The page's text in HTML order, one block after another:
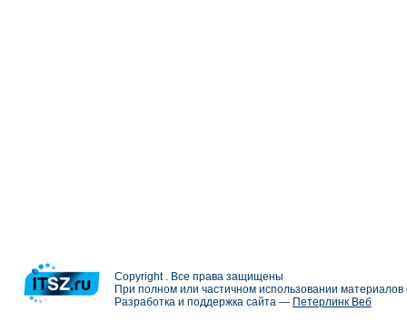
Copyright . Все права защищены
При полном или частичном использовании
Разработка и поддержка сайта — Петерлинк Веб